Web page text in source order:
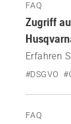
FAQ
Zugriff
Erfahren
#DSGVO
FAQ